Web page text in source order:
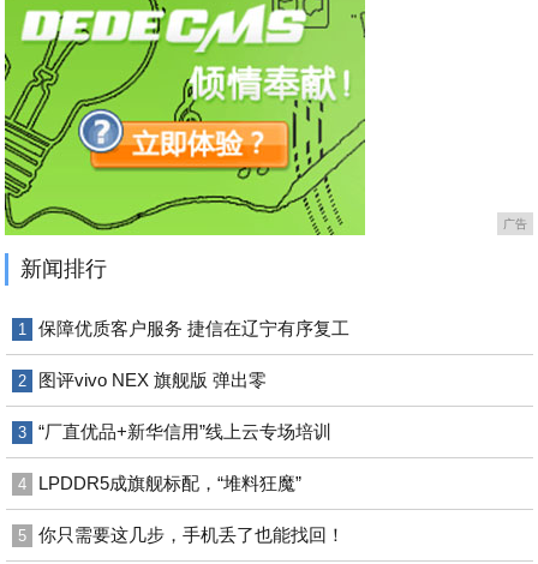
广告
新闻排行
1 保障优质客户服务 捷信在辽宁有序复工
2 图评vivo NEX 旗舰版 弹出零
3 “厂直优品+新华信用”线上云专场培训
4 LPDDR5成旗舰标配，“堆料狂魔”
5 你只需要这几步，手机丢了也能找回！